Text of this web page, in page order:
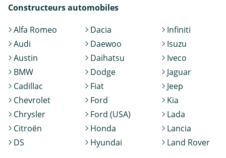
Constructeurs automobiles
Alfa Romeo
Audi
Austin
BMW
Cadillac
Chevrolet
Chrysler
Citroën
DS
Dacia
Daewoo
Daihatsu
Dodge
Fiat
Ford
Ford (USA)
Honda
Hyundai
Infiniti
Isuzu
Iveco
Jaguar
Jeep
Kia
Lada
Lancia
Land Rover